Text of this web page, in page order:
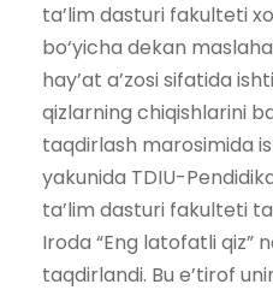
ta’lim dasturi fakulteti
bo‘yicha dekan
hay’at a’zosi sifatida
qizlarning chiqishlarini
taqdirlash marosimida
yakunida TDIU-
ta’lim dasturi fakulteti
Iroda “Eng latofatli qiz”
taqdirlandi. Bu e’tirof